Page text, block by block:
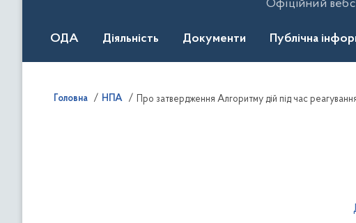
Офіційний
ОДА Діяльність Документи Публічна
Головна НПА